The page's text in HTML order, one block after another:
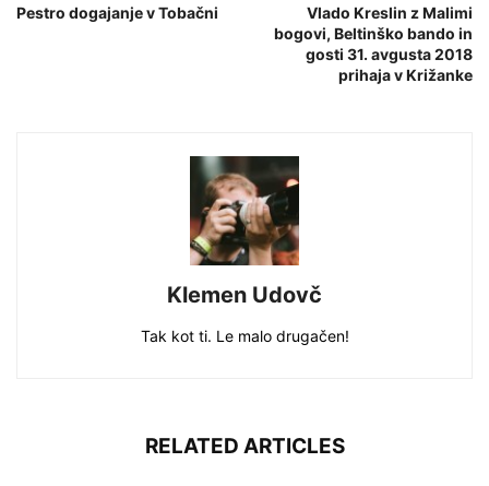
Pestro dogajanje v Tobačni
Vlado Kreslin z Malimi
bogovi, Beltinško bando in
gosti 31. avgusta 2018
prihaja v Križanke
Klemen Udovč
Tak kot ti. Le malo drugačen!
RELATED ARTICLES